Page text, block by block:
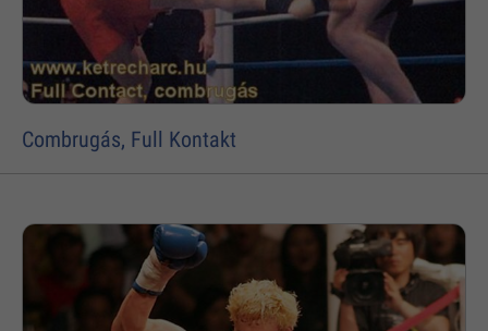
Combrugás, Full Kontakt